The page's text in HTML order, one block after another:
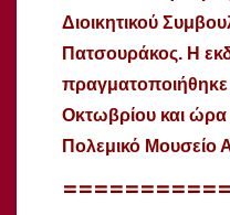
Διοικητικού
Πατσουράκος. Η
πραγματοποιήθηκε
Οκτωβρίου και
Πολεμικό Μουσείο